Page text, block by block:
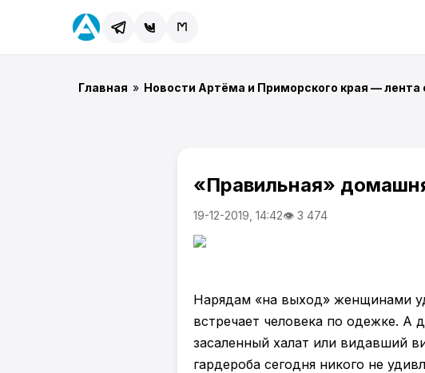
Главная » Новости Артёма и Приморского края — лента
«Правильная»
19-12-2019, 14:42👁 3 474
Нарядам «на выход» женщинами
встречает человека по одежке. А
засаленный халат или видавший
гардероба сегодня никого не